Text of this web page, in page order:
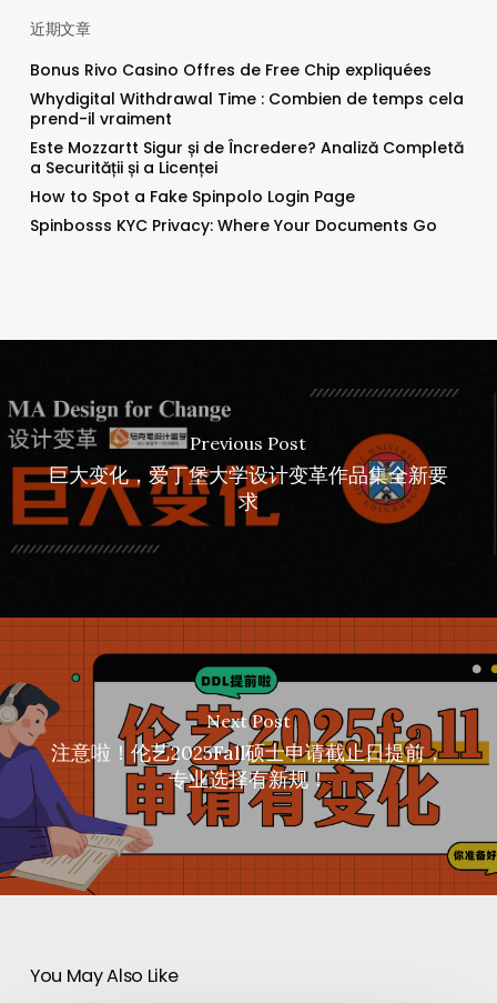
近期文章
Bonus Rivo Casino Offres de Free Chip expliquées
Whydigital Withdrawal Time : Combien de temps cela
prend-il vraiment
Este Mozzartt Sigur și de Încredere? Analiză Completă
a Securității și a Licenței
How to Spot a Fake Spinpolo Login Page
Spinbosss KYC Privacy: Where Your Documents Go
Previous Post
巨大变化，爱丁堡大学设计变革作品集全新要
求
Next Post
注意啦！伦艺2025Fall硕士申请截止日提前，
专业选择有新规！
You May Also Like